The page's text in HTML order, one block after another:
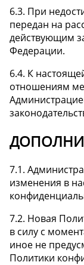
6.3. При
передан на
действующим
Федерации.
6.4. К
отношениям
7.1.
изменения в
7.2. Новая
в силу с
иное не
Политики